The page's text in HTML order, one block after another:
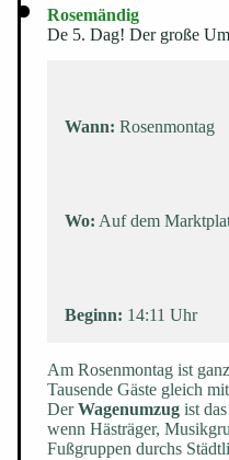
Rosemändig
De 5. Dag! Der große
Wann: Rosenmontag
Wo: Auf dem
Beginn: 14:11 Uhr
Am Rosenmontag ist
Tausende Gäste gleich
DerWagenumzug ist das
wenn Hästräger,
Fußgruppen durchs